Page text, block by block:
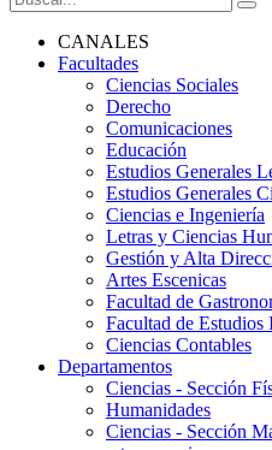
CANALES
Facultades
Ciencias Sociales
Derecho
Comunicaciones
Educación
Estudios Generales
Estudios Generales
Ciencias e Ingeniería
Letras y Ciencias
Gestión y Alta
Artes Escenicas
Facultad de
Facultad de
Ciencias Contables
Departamentos
Ciencias - Sección
Humanidades
Ciencias - Sección